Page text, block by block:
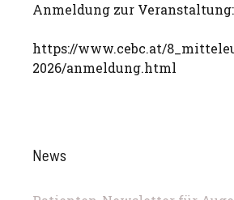
Anmeldung zur Veranstaltung:
https://www.cebc.at/
2026/anmeldung.html
News